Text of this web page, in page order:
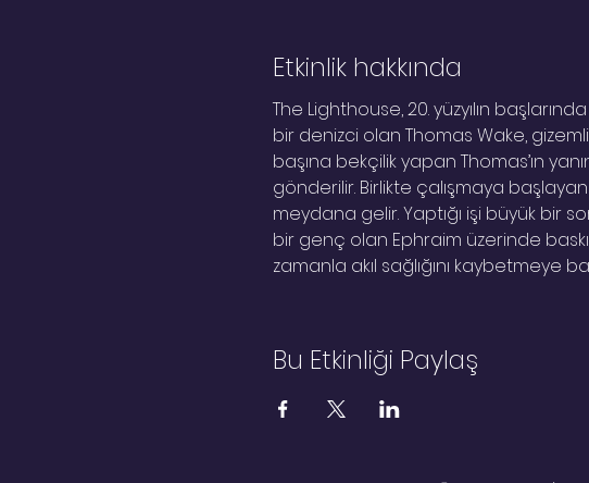
Etkinlik hakkında
The Lighthouse, 20. yüzyılın
bir denizci olan Thomas Wake,
başına bekçilik yapan Thomas’ın
gönderilir. Birlikte çalışmaya
meydana gelir. Yaptığı işi büyük bir
bir genç olan Ephraim üzerinde
zamanla akıl sağlığını kaybetmeye
Bu Etkinliği Paylaş